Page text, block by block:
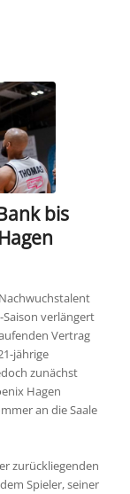
bis
verlängert
Vertrag
jährige
zunächst
Hagen
an die Saale
zurückliegenden
Spieler, seiner